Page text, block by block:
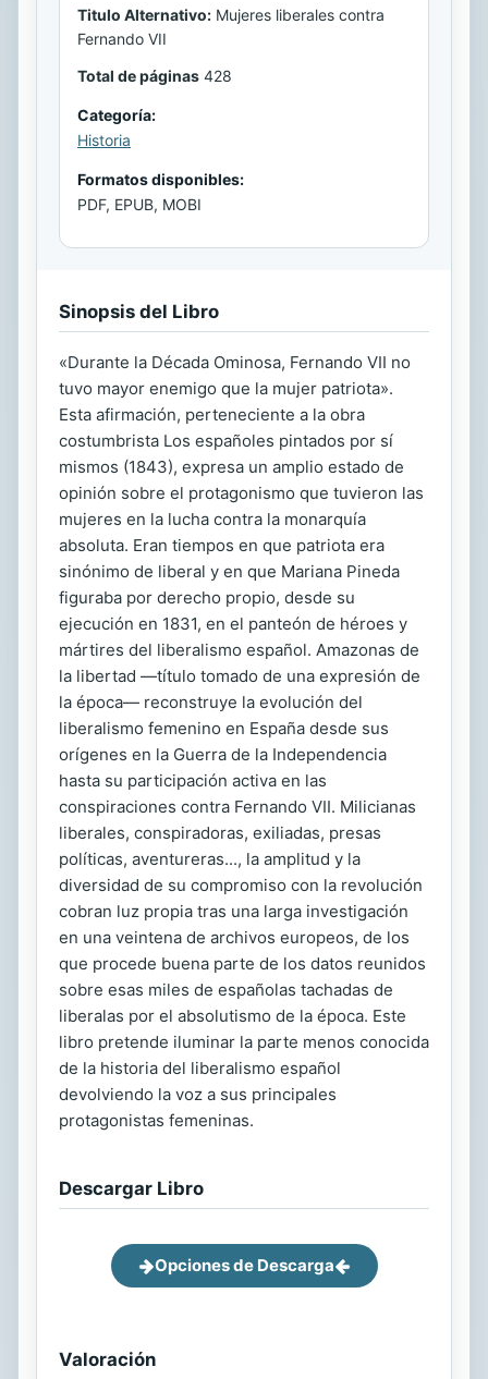
Titulo Alternativo: Mujeres liberales contra
Fernando VII
Total de páginas 428
Categoría:
Historia
Formatos disponibles:
PDF, EPUB, MOBI
Sinopsis del Libro
«Durante la Década Ominosa, Fernando VII no
tuvo mayor enemigo que la mujer patriota».
Esta afirmación, perteneciente a la obra
costumbrista Los españoles pintados por sí
mismos (1843), expresa un amplio estado de
opinión sobre el protagonismo que tuvieron las
mujeres en la lucha contra la monarquía
absoluta. Eran tiempos en que patriota era
sinónimo de liberal y en que Mariana Pineda
figuraba por derecho propio, desde su
ejecución en 1831, en el panteón de héroes y
mártires del liberalismo español. Amazonas de
la libertad —título tomado de una expresión de
la época— reconstruye la evolución del
liberalismo femenino en España desde sus
orígenes en la Guerra de la Independencia
hasta su participación activa en las
conspiraciones contra Fernando VII. Milicianas
liberales, conspiradoras, exiliadas, presas
políticas, aventureras..., la amplitud y la
diversidad de su compromiso con la revolución
cobran luz propia tras una larga investigación
en una veintena de archivos europeos, de los
que procede buena parte de los datos reunidos
sobre esas miles de españolas tachadas de
liberalas por el absolutismo de la época. Este
libro pretende iluminar la parte menos conocida
de la historia del liberalismo español
devolviendo la voz a sus principales
protagonistas femeninas.
Descargar Libro
Opciones de Descarga
Valoración